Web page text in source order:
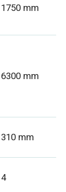
1750 mm
6300 mm
310 mm
4